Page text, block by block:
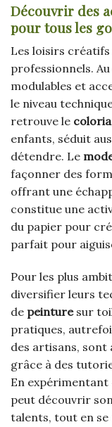
Découvrir des
pour tous les
Les loisirs
professionnels.
modulables et
le niveau
retrouve le
enfants, séduit
détendre. Le
façonner des
offrant une
constitue une
du papier pour
parfait pour
Pour les plus
diversifier leurs
de peinturesur
pratiques,
des artisans, sont
grâce à des
En
peut découvrir
talents, tout en